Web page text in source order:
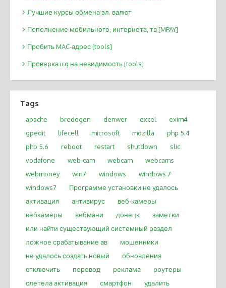
Лучшие курсы обмена эл. валют
Пополнение мобильного, интернета, тв [MPAY]
Пробить MAC-адрес [tools]
Проверка icq на невидимость [tools]
Tags
apache bredogen denwer excel
exim4
gpedit
lifecell microsoft mozilla
php 5.4
php 5.6
reboot restart shutdown
slic
vodafone
web-cam webcam
webcams
webmoney
win7 windows
windows 7
windows7
Программе установки не удалось
активация
антивирус
веб-камеры
вебкамеры
вебмани донецк
заметки
или найти существующий системный раздел
ложное срабатывание ав
мошенники
не удалось создать новый
обновления
отключить
перевод реклама
роутеры
слетела активация
смартфон удалить